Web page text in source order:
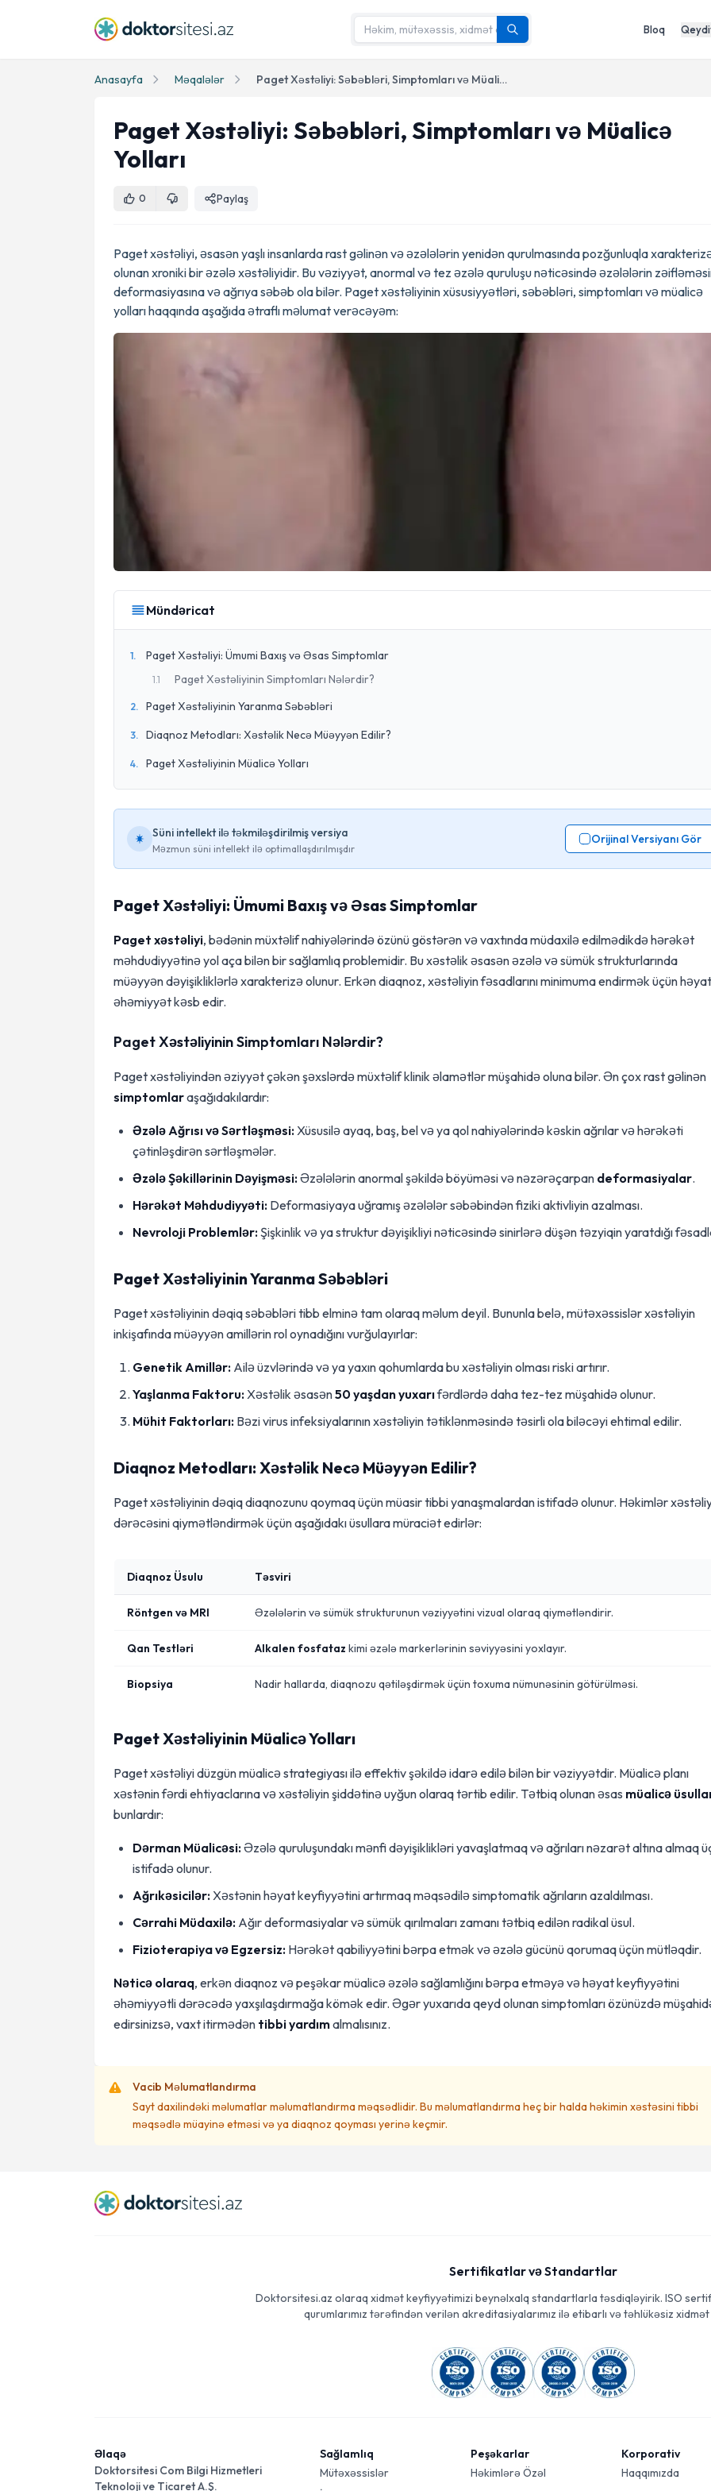
Bloq
Anasayfa Məqalələr Paget Xəstəliyi: Səbəbləri, Simptomları və Müalicə Yolları
Paget Xəstəliyi: Səbəbləri, Simptomları və Müalicə
Yolları
0 Paylaş
Paget xəstəliyi, əsasən yaşlı insanlarda rast gəlinən və əzələlərin yenidən qurulmasında pozğunluqla
olunan xroniki bir əzələ xəstəliyidir. Bu vəziyyət, anormal və tez əzələ quruluşu nəticəsində əzələlərin
deformasiyasına və ağrıya səbəb ola bilər. Paget xəstəliyinin xüsusiyyətləri, səbəbləri, simptomları və müalicə
yolları haqqında aşağıda ətraflı məlumat verəcəyəm:
Mündəricat
1. Paget Xəstəliyi: Ümumi Baxış və Əsas Simptomlar
1.1 Paget Xəstəliyinin Simptomları Nələrdir?
2. Paget Xəstəliyinin Yaranma Səbəbləri
3. Diaqnoz Metodları: Xəstəlik Necə Müəyyən Edilir?
4. Paget Xəstəliyinin Müalicə Yolları
Süni intellekt ilə təkmiləşdirilmiş versiya
Məzmun süni intellekt ilə optimallaşdırılmışdır
Orijinal Versiyanı Gör
Paget Xəstəliyi: Ümumi Baxış və Əsas Simptomlar
Paget xəstəliyi, bədənin müxtəlif nahiyələrində özünü göstərən və vaxtında müdaxilə edilmədikdə hərəkət
məhdudiyyətinə yol aça bilən bir sağlamlıq problemidir. Bu xəstəlik əsasən əzələ və sümük strukturlarında
müəyyən dəyişikliklərlə xarakterizə olunur. Erkən diaqnoz, xəstəliyin fəsadlarını minimuma endirmək üçün
əhəmiyyət kəsb edir.
Paget Xəstəliyinin Simptomları Nələrdir?
Paget xəstəliyindən əziyyət çəkən şəxslərdə müxtəlif klinik əlamətlər müşahidə oluna bilər. Ən çox rast gəlinən
simptomlaraşağıdakılardır:
Əzələ Ağrısı və Sərtləşməsi:Xüsusilə ayaq, baş, bel və ya qol nahiyələrində kəskin ağrılar və hərəkəti
çətinləşdirən sərtləşmələr.
Əzələ Şəkillərinin Dəyişməsi:Əzələlərin anormal şəkildə böyüməsi və nəzərəçarpan deformasiyalar.
Hərəkət Məhdudiyyəti: Deformasiyaya uğramış əzələlər səbəbindən fiziki aktivliyin azalması.
Nevroloji Problemlər:Şişkinlik və ya struktur dəyişikliyi nəticəsində sinirlərə düşən təzyiqin yaratdığı
Paget Xəstəliyinin Yaranma Səbəbləri
Paget xəstəliyinin dəqiq səbəbləri tibb elminə tam olaraq məlum deyil. Bununla belə, mütəxəssislər xəstəliyin
inkişafında müəyyən amillərin rol oynadığını vurğulayırlar:
Genetik Amillər: Ailə üzvlərində və ya yaxın qohumlarda bu xəstəliyin olması riski artırır.
Yaşlanma Faktoru:Xəstəlik əsasən50 yaşdan yuxarıfərdlərdə daha tez-tez müşahidə olunur.
Mühit Faktorları: Bəzi virus infeksiyalarının xəstəliyin tətiklənməsində təsirli ola biləcəyi ehtimal edilir.
Diaqnoz Metodları: Xəstəlik Necə Müəyyən Edilir?
Paget xəstəliyinin dəqiq diaqnozunu qoymaq üçün müasir tibbi yanaşmalardan istifadə olunur. Həkimlər
dərəcəsini qiymətləndirmək üçün aşağıdakı üsullara müraciət edirlər:
Diaqnoz Üsulu Təsviri
Röntgen və MRI Əzələlərin və sümük strukturunun vəziyyətini vizual olaraq qiymətləndirir.
Qan Testləri Alkalen fosfataz kimi əzələ markerlərinin səviyyəsini yoxlayır.
Biopsiya Nadir hallarda, diaqnozu qətiləşdirmək üçün toxuma nümunəsinin götürülməsi.
Paget Xəstəliyinin Müalicə Yolları
Paget xəstəliyi düzgün müalicə strategiyası ilə effektiv şəkildə idarə edilə bilən bir vəziyyətdir. Müalicə planı
xəstənin fərdi ehtiyaclarına və xəstəliyin şiddətinə uyğun olaraq tərtib edilir. Tətbiq olunan əsas müalicə
bunlardır:
Dərman Müalicəsi:Əzələ quruluşundakı mənfi dəyişiklikləri yavaşlatmaq və ağrıları nəzarət altına almaq
istifadə olunur.
Ağrıkəsicilər:Xəstənin həyat keyfiyyətini artırmaq məqsədilə simptomatik ağrıların azaldılması.
Cərrahi Müdaxilə: Ağır deformasiyalar və sümük qırılmaları zamanı tətbiq edilən radikal üsul.
Fizioterapiya və Egzersiz: Hərəkət qabiliyyətini bərpa etmək və əzələ gücünü qorumaq üçün mütləqdir.
Nəticə olaraq, erkən diaqnoz və peşəkar müalicə əzələ sağlamlığını bərpa etməyə və həyat keyfiyyətini
əhəmiyyətli dərəcədə yaxşılaşdırmağa kömək edir. Əgər yuxarıda qeyd olunan simptomları özünüzdə
edirsinizsə, vaxt itirmədən tibbi yardımalmalısınız.
Vacib Məlumatlandırma
Sayt daxilindəki məlumatlar məlumatlandırma məqsədlidir. Bu məlumatlandırma heç bir halda həkimin xəstəsini tibbi
məqsədlə müayinə etməsi və ya diaqnoz qoyması yerinə keçmir.
Sertifikatlar və Standartlar
Doktorsitesi.az olaraq xidmət keyfiyyətimizi beynəlxalq standartlarla təsdiqləyirik. ISO
qurumlarımız tərəfindən verilən akreditasiyalarımız ilə etibarlı və təhlükəsiz
Əlaqə
Doktorsitesi Com Bilgi Hizmetleri
Teknoloji ve Ticaret A.Ş.
Sağlamlıq
Mütəxəssislər
Peşəkarlar
Həkimlərə Özəl
Korporativ
Haqqımızda